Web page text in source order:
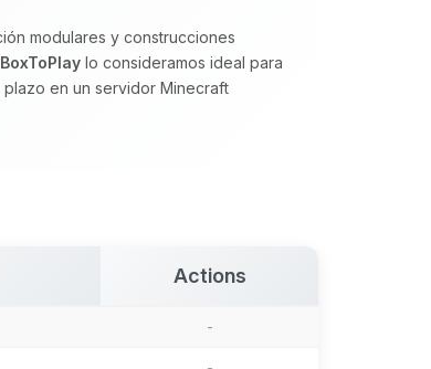
modulares y construcciones
BoxToPlay lo consideramos ideal para
en un servidor Minecraft
Actions
-